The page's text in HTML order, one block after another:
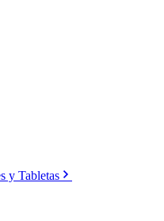
y Tabletas